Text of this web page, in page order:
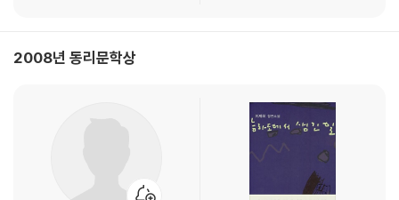
2008년 동리문학상